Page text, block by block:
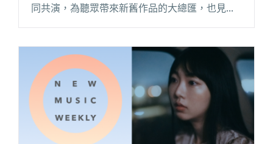
同共演，為聽眾帶來新舊作品的大總匯，也見證
音樂人的成長，主辦單位表示：「自追夢者誕生
界中遺落的珍寶，以音樂的閱讀全文 "追夢者音
樂年度共演計畫即將盛大登場！龔敬文、JOYCE
就以斯、高真、芒果街老爸參演"